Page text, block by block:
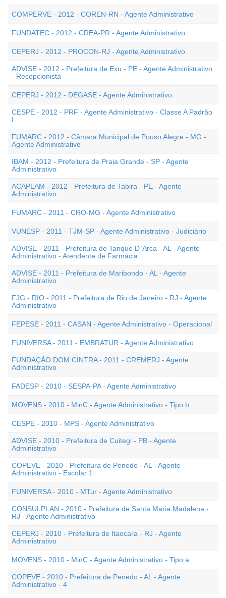
COMPERVE - 2012 - COREN-RN - Agente Administrativo
FUNDATEC - 2012 - CREA-PR - Agente Administrativo
CEPERJ - 2012 - PROCON-RJ - Agente Administrativo
ADVISE - 2012 - Prefeitura de Exu - PE - Agente Administrativo
- Recepcionista
CEPERJ - 2012 - DEGASE - Agente Administrativo
CESPE - 2012 - PRF - Agente Administrativo - Classe A Padrão
I
FUMARC - 2012 - Câmara Municipal de Pouso Alegre - MG -
Agente Administrativo
IBAM - 2012 - Prefeitura de Praia Grande - SP - Agente
Administrativo
ACAPLAM - 2012 - Prefeitura de Tabira - PE - Agente
Administrativo
FUMARC - 2011 - CRO-MG - Agente Administrativo
VUNESP - 2011 - TJM-SP - Agente Administrativo - Judiciário
ADVISE - 2011 - Prefeitura de Tanque D`Arca - AL - Agente
Administrativo - Atendente de Farmácia
ADVISE - 2011 - Prefeitura de Maribondo - AL - Agente
Administrativo
FJG - RIO - 2011 - Prefeitura de Rio de Janeiro - RJ - Agente
Administrativo
FEPESE - 2011 - CASAN - Agente Administrativo - Operacional
FUNIVERSA - 2011 - EMBRATUR - Agente Administrativo
FUNDAÇÃO DOM CINTRA - 2011 - CREMERJ - Agente
Administrativo
FADESP - 2010 - SESPA-PA - Agente Administrativo
MOVENS - 2010 - MinC - Agente Administrativo - Tipo b
CESPE - 2010 - MPS - Agente Administrativo
ADVISE - 2010 - Prefeitura de Cuitegi - PB - Agente
Administrativo
COPEVE - 2010 - Prefeitura de Penedo - AL - Agente
Administrativo - Escolar 1
FUNIVERSA - 2010 - MTur - Agente Administrativo
CONSULPLAN - 2010 - Prefeitura de Santa Maria Madalena -
RJ - Agente Administrativo
CEPERJ - 2010 - Prefeitura de Itaocara - RJ - Agente
Administrativo
MOVENS - 2010 - MinC - Agente Administrativo - Tipo a
COPEVE - 2010 - Prefeitura de Penedo - AL - Agente
Administrativo - 4